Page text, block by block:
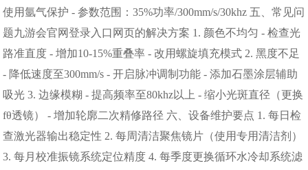
使用氩气保护 - 参数范围：35%功率/300mm/s/30khz 五、常见问
题九游会官网登录入口网页的解决方案 1. 颜色不均匀 - 检查光
路准直度 - 增加10-15%重叠率 - 改用螺旋填充模式 2. 黑度不足
- 降低速度至300mm/s - 开启脉冲调制功能 - 添加石墨涂层辅助
吸光 3. 边缘模糊 - 提高频率至80khz以上 - 缩小光斑直径（更换
fθ透镜） - 增加轮廓二次精修路径 六、设备维护要点 1. 每日检
查激光器输出稳定性 2. 每周清洁聚焦镜片（使用专用清洁剂）
3. 每月校准振镜系统定位精度 4. 每季度更换循环水冷却系统滤